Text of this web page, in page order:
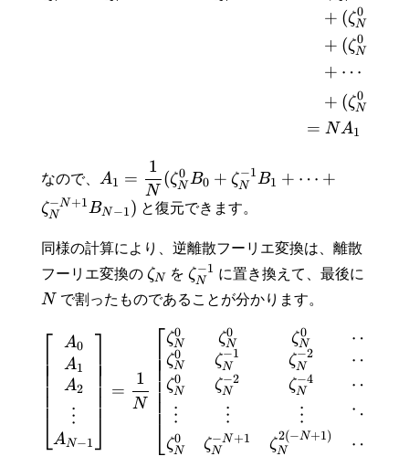
=
+ (ζN
0
+ (ζN
0
+ ⋯
+ (ζN
0
NA1
なので、 A1 =
N
1
(ζN
0 B0 + ζN
−1B1 + ⋯ +
ζN
−N+1BN−1) と復元できます。
同様の計算により、逆離散フーリエ変換は、離散
フーリエ変換の ζN をζN
−1 に置き換えて、最後に
N で割ったものであることが分かります。
⎣
⎢⎢⎢⎢⎢⎢⎡ A0
A1
A2
⋮
AN−1⎦⎥⎥⎥⎥⎥⎥
⎤
=
N
1
⎣
⎢⎢⎢⎢⎢⎢⎢⎡ζN
0
ζN
0
ζN
0
⋮
ζN
0
ζN
0
ζN
−1
ζN
−2
⋮
ζN
−N+1
ζN
0
ζN
−2
ζN
−4
⋮
ζN
2(−N+1)
⋯
⋯
⋯
⋱
⋯